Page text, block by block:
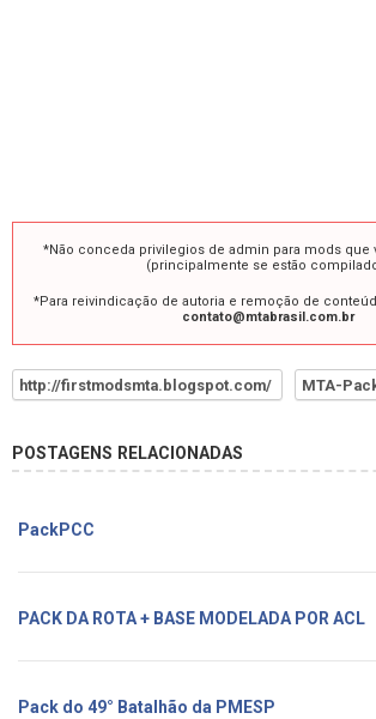
*Não conceda privilegios de admin para mods que
(principalmente se estão
*Para reivindicação de autoria e remoção de
contato@mtabrasil.com.br
http://firstmodsmta.blogspot.com/ MTA-
POSTAGENS RELACIONADAS
PackPCC
PACK DA ROTA + BASE MODELADA POR ACL
Pack do 49° Batalhão da PMESP